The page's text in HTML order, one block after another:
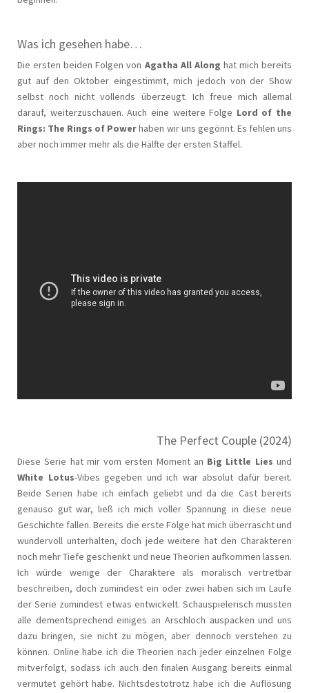
Was ich gesehen habe…
Die ersten beiden Folgen von Agatha All Along hat mich bereits
gut auf den Oktober eingestimmt, mich jedoch von der Show
selbst noch nicht vollends überzeugt. Ich freue mich allemal
darauf, weiterzuschauen. Auch eine weitere Folge Lord of the
Rings: The Rings of Powerhaben wir uns gegönnt. Es fehlen uns
aber noch immer mehr als die Hälfte der ersten Staffel.
The Perfect Couple (2024)
Diese Serie hat mir vom ersten Moment an Big Little Lies und
White Lotus-Vibes gegeben und ich war absolut dafür bereit.
Beide Serien habe ich einfach geliebt und da die Cast bereits
genauso gut war, ließ ich mich voller Spannung in diese neue
Geschichte fallen. Bereits die erste Folge hat mich überrascht und
wundervoll unterhalten, doch jede weitere hat den Charakteren
noch mehr Tiefe geschenkt und neue Theorien aufkommen lassen.
Ich würde wenige der Charaktere als moralisch vertretbar
beschreiben, doch zumindest ein oder zwei haben sich im Laufe
der Serie zumindest etwas entwickelt. Schauspielerisch mussten
alle dementsprechend einiges an Arschloch auspacken und uns
dazu bringen, sie nicht zu mögen, aber dennoch verstehen zu
können. Online habe ich die Theorien nach jeder einzelnen Folge
mitverfolgt, sodass ich auch den finalen Ausgang bereits einmal
vermutet gehört habe. Nichtsdestotrotz habe ich die Auflösung